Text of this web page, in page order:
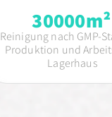
30000m²
Reinigung nach GMP-
Produktion und
Lagerhaus